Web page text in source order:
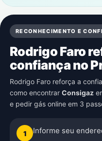
RECONHECIMENTO E
Rodrigo Faro
confiança no
Rodrigo Faro reforça a
como encontrar Consigaz
e pedir gás online em 3
1 Informe seu